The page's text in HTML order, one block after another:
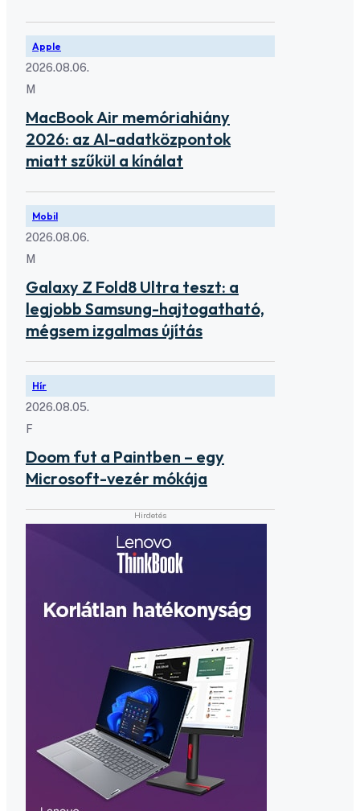
Apple
2026.08.06.
M
MacBook Air memóriahiány
2026: az AI-adatközpontok
miatt szűkül a kínálat
Mobil
2026.08.06.
M
Galaxy Z Fold8 Ultra teszt: a
legjobb Samsung-hajtogatható,
mégsem izgalmas újítás
Hír
2026.08.05.
F
Doom fut a Paintben – egy
Microsoft-vezér mókája